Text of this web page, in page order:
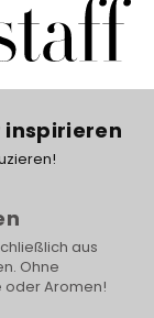
inspirieren
aus
Ohne
oder Aromen!